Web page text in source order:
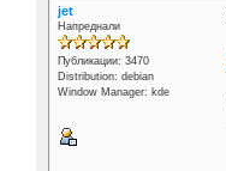
jet
Напреднали
Публикации: 3470
Distribution: debian
Window Manager: kde